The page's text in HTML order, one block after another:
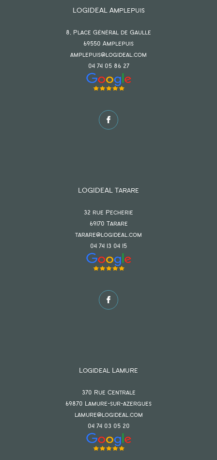
LOGIDEAL Amplepuis
8, Place Général de Gaulle
69550 amplepuis
amplepuis@logideal.com
04 74 05 86 27
LOGIDEAL Tarare
32 rue Pecherie
69170 tarare
tarare@logideal.com
04 74 13 04 15
Logideal Lamure
370 Rue Centrale
69870 lamure-sur-azergues
lamure@logideal.com
04 74 03 05 20